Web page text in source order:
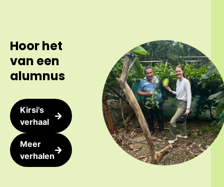
Hoor het
van een
alumnus
Kirsi's
verhaal
Meer
verhalen